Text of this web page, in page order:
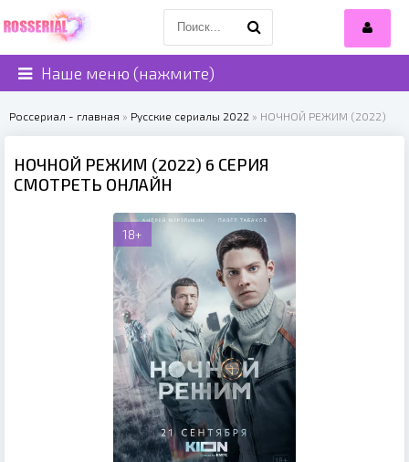
Наше меню (нажмите)
Россериал - главная » Русские сериалы 2022 » НОЧНОЙ РЕЖИМ (2022)
НОЧНОЙ РЕЖИМ (2022) 6 СЕРИЯ
СМОТРЕТЬ ОНЛАЙН
18+